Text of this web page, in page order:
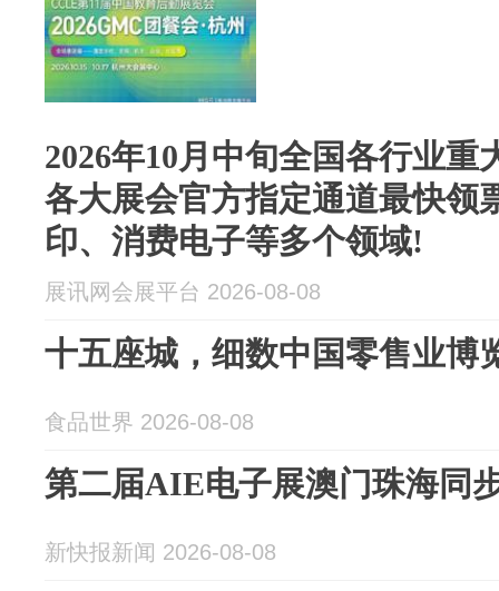
2026年10月中旬全国各行业重
各大展会官方指定通道最快领
印、消费电子等多个领域!
展讯网会展平台 2026-08-08
十五座城，细数中国零售业博
食品世界 2026-08-08
第二届AIE电子展澳门珠海同
新快报新闻 2026-08-08